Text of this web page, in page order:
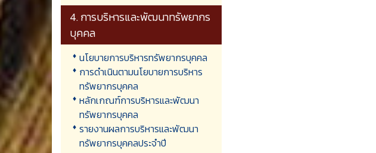
4. การบริหารและพัฒนาทรัพยากร
บุคคล
นโยบายการบริหารทรัพยากรบุคคล
การดำเนินตามนโยบายการบริหาร
ทรัพยากรบุคคล
หลักเกณฑ์การบริหารและพัฒนา
ทรัพยากรบุคคล
รายงานผลการบริหารและพัฒนา
ทรัพยากรบุคคลประจำปี